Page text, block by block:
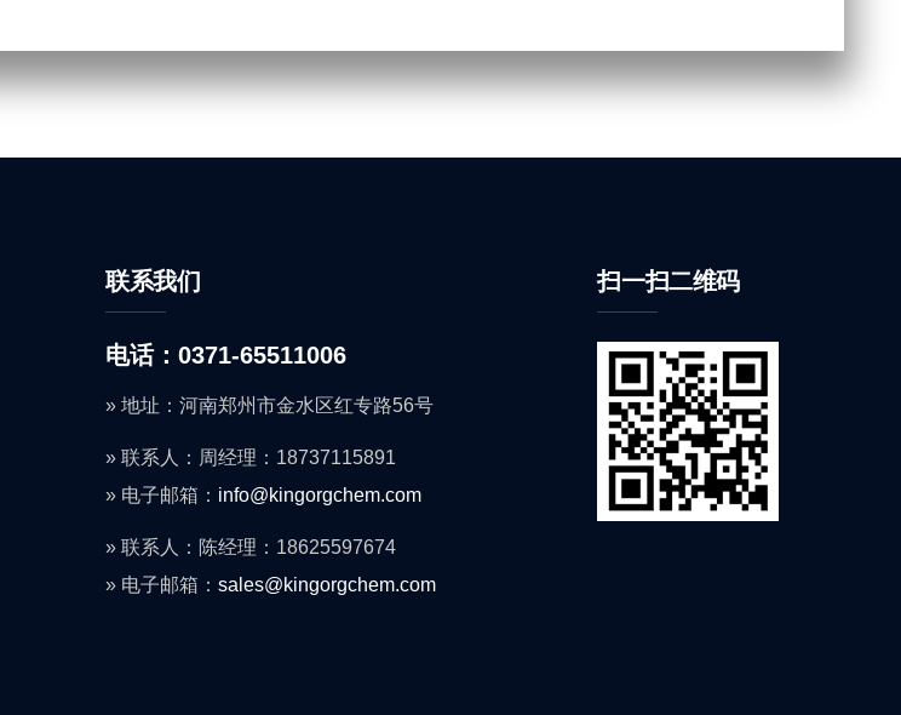
联系我们
电话：0371-65511006
» 地址：河南郑州市金水区红专路56号
» 联系人：周经理：18737115891
» 电子邮箱： info@kingorgchem.com
» 联系人：陈经理：18625597674
» 电子邮箱： sales@kingorgchem.com
扫一扫二维码